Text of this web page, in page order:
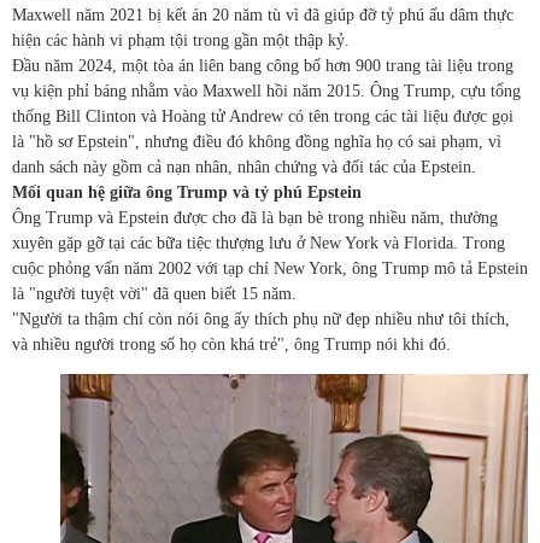
Maxwell năm 2021 bị kết án 20 năm tù vì đã giúp đỡ tỷ phú ấu dâm thực
hiện các hành vi phạm tội trong gần một thập kỷ.
Đầu năm 2024, một tòa án liên bang công bố hơn 900 trang tài liệu trong
vụ kiện phỉ báng nhằm vào Maxwell hồi năm 2015. Ông Trump, cựu tổng
thống Bill Clinton và Hoàng tử Andrew có tên trong các tài liệu được gọi
là "hồ sơ Epstein", nhưng điều đó không đồng nghĩa họ có sai phạm, vì
danh sách này gồm cả nạn nhân, nhân chứng và đối tác của Epstein.
Mối quan hệ giữa ông Trump và tỷ phú Epstein
Ông Trump và Epstein được cho đã là bạn bè trong nhiều năm, thường
xuyên gặp gỡ tại các bữa tiệc thượng lưu ở New York và Florida. Trong
cuộc phỏng vấn năm 2002 với tạp chí New York, ông Trump mô tả Epstein
là "người tuyệt vời" đã quen biết 15 năm.
"Người ta thậm chí còn nói ông ấy thích phụ nữ đẹp nhiều như tôi thích,
và nhiều người trong số họ còn khá trẻ", ông Trump nói khi đó.